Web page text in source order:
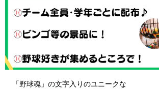
「野球魂」の文字入りのユニークな